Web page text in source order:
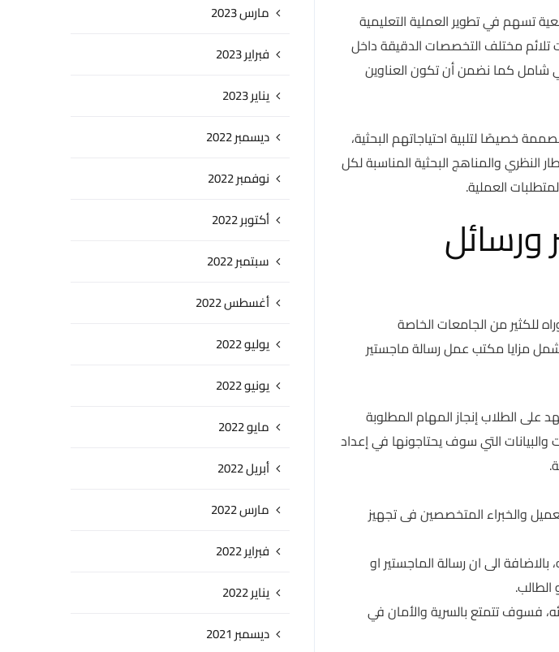
تسهم في تطوير العملية التعليمية
تلائم مختلف التخصصات الدقيقة داخل
شامل كما نضمن أن تكون العناوين
خصيصًا لتلبية احتياجاتهم البحثية،
والمناهج البحثية المناسبة لكل
العملية.
للكثير من الجامعات الخاصة
مزايا مكتب عمل رسالة ماجستير
على الطلاب إنجاز المهام المطلوبة
التي سوف يحتاجونها في إعداد
والخبراء المتخصصين فى تجهيز
الى ان رسالة الماجستير او
الطالب.
فسوف تتمتع بالسرية والأمان في
مارس 2023
فبراير 2023
يناير 2023
ديسمبر 2022
نوفمبر 2022
أكتوبر 2022
سبتمبر 2022
أغسطس 2022
يوليو 2022
يونيو 2022
مايو 2022
أبريل 2022
مارس 2022
فبراير 2022
يناير 2022
ديسمبر 2021